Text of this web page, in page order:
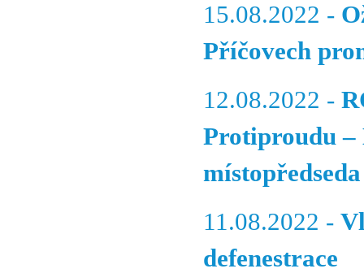
15.08.2022 -
Příčovech
12.08.2022 -
Protiproudu –
11.08.2022 -
defenestrace